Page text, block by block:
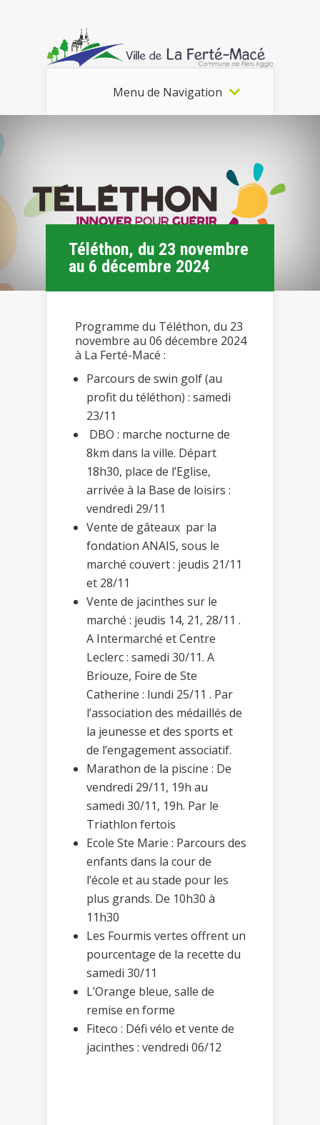
Menu de Navigation
Téléthon, du 23 novembre
au 6 décembre 2024
Programme du Téléthon, du 23
novembre au 06 décembre 2024
à La Ferté-Macé :
Parcours de swin golf (au
profit du téléthon) : samedi
23/11
DBO : marche nocturne de
8km dans la ville. Départ
18h30, place de l’Eglise,
arrivée à la Base de loisirs :
vendredi 29/11
Vente de gâteaux par la
fondation ANAIS, sous le
marché couvert : jeudis 21/11
et 28/11
Vente de jacinthes sur le
marché : jeudis 14, 21, 28/11 .
A Intermarché et Centre
Leclerc : samedi 30/11. A
Briouze, Foire de Ste
Catherine : lundi 25/11 . Par
l’association des médaillés de
la jeunesse et des sports et
de l’engagement associatif.
Marathon de la piscine : De
vendredi 29/11, 19h au
samedi 30/11, 19h. Par le
Triathlon fertois
Ecole Ste Marie : Parcours des
enfants dans la cour de
l’école et au stade pour les
plus grands. De 10h30 à
11h30
Les Fourmis vertes offrent un
pourcentage de la recette du
samedi 30/11
L’Orange bleue, salle de
remise en forme
Fiteco : Défi vélo et vente de
jacinthes : vendredi 06/12